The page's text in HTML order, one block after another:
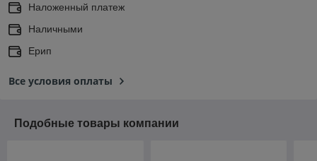
Наложенный платеж
Наличными
Ерип
Все условия оплаты
Подобные товары компании